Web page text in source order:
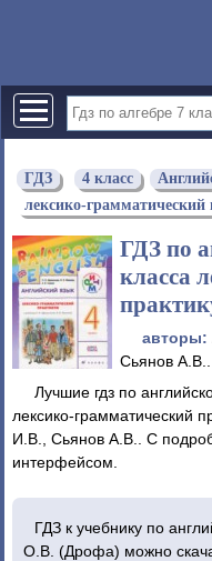
ГДЗ 4 класс
лексико-
ГДЗ по
класса
авторы:
Сьянов А.В..
Лучшие гдз по
лексико-грамматический
И.В., Сьянов А.В.. С
интерфейсом.
ГДЗ к учебнику по
О.В. (Дрофа) можно